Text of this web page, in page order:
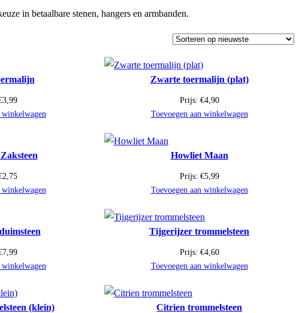
in betaalbare stenen, hangers en armbanden.
3,99
winkelwagen
Zwarte toermalijn (plat)
Prijs: €4,90
Toevoegen aan winkelwagen
2,75
winkelwagen
Howliet Maan
Prijs: €5,99
Toevoegen aan winkelwagen
7,99
winkelwagen
Tijgerijzer trommelsteen
Prijs: €4,60
Toevoegen aan winkelwagen
(klein) Citrien trommelsteen